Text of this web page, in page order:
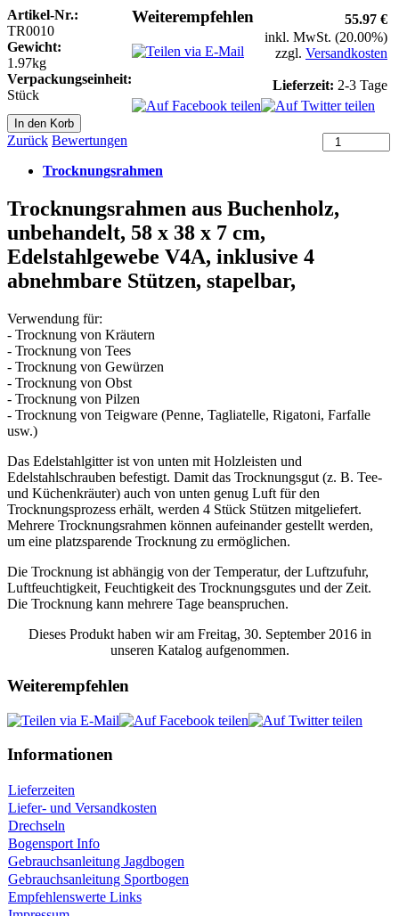
Artikel-Nr.:
TR0010
Gewicht:
1.97kg
Verpackungseinheit:
Stück
55.97 €
inkl. MwSt. (20.00%)
zzgl. Versandkosten
Lieferzeit: 2-3 Tage
Weiterempfehlen
Zurück Bewertungen
Trocknungsrahmen
Trocknungsrahmen aus Buchenholz,
unbehandelt, 58 x 38 x 7 cm,
Edelstahlgewebe V4A, inklusive 4
abnehmbare Stützen, stapelbar,
Verwendung für:
- Trocknung von Kräutern
- Trocknung von Tees
- Trocknung von Gewürzen
- Trocknung von Obst
- Trocknung von Pilzen
- Trocknung von Teigware (Penne, Tagliatelle, Rigatoni, Farfalle
usw.)
Das Edelstahlgitter ist von unten mit Holzleisten und
Edelstahlschrauben befestigt. Damit das Trocknungsgut (z. B. Tee-
und Küchenkräuter) auch von unten genug Luft für den
Trocknungsprozess erhält, werden 4 Stück Stützen mitgeliefert.
Mehrere Trocknungsrahmen können aufeinander gestellt werden,
um eine platzsparende Trocknung zu ermöglichen.
Die Trocknung ist abhängig von der Temperatur, der Luftzufuhr,
Luftfeuchtigkeit, Feuchtigkeit des Trocknungsgutes und der Zeit.
Die Trocknung kann mehrere Tage beanspruchen.
Dieses Produkt haben wir am Freitag, 30. September 2016 in
unseren Katalog aufgenommen.
Weiterempfehlen
Informationen
Lieferzeiten
Liefer- und Versandkosten
Drechseln
Bogensport Info
Gebrauchsanleitung Jagdbogen
Gebrauchsanleitung Sportbogen
Empfehlenswerte Links